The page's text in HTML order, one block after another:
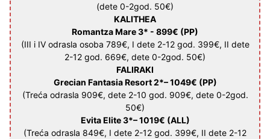
(dete 0-2god. 50€)
KALITHEA
Romantza Mare 3* - 899€ (PP)
(III i IV odrasla osoba 789€, I dete 2-12 god. 399€, II dete
2-12 god. 669€, dete 0-2god. 50€)
FALIRAKI
Grecian Fantasia Resort 2*–1049€ (PP)
(Treća odrasla 909€, dete 2-10 god. 909€, dete 0-2god.
50€)
Evita Elite 3*–1019€ (ALL)
(Treća odrasla 849€, I dete 2-12 god. 399€, II dete 2-12